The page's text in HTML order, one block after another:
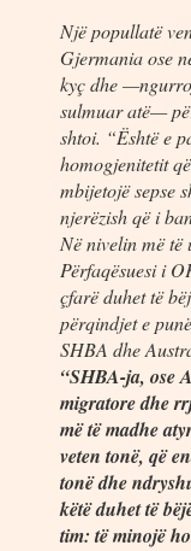
Një popullatë
Gjermania ose
kyç dhe
sulmuar atë—
shtoi. “Është e
homogjenitetit
mbijetojë sepse
njerëzish që i
Në nivelin më të
Përfaqësuesi i
çfarë duhet të
përqindjet e
SHBA dhe
“SHBA-ja, ose
migratore dhe
më të madhe
veten tonë, që
tonë dhe
këtë duhet të
tim: të minojë